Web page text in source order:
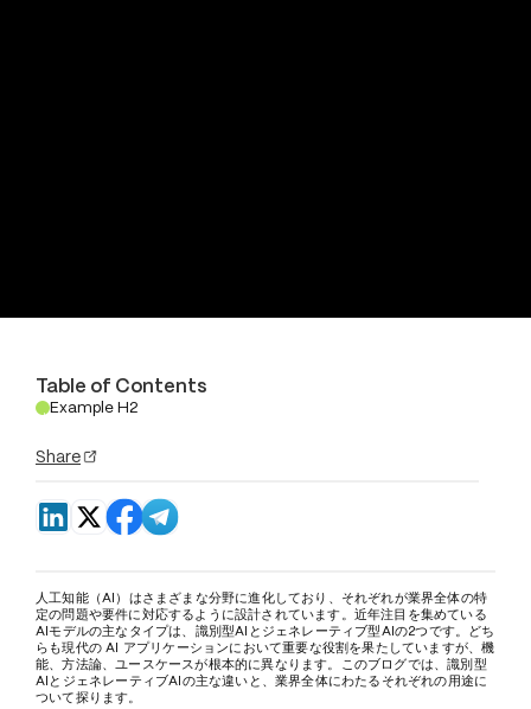
Table of Contents
.Example H2
Share
人工知能（AI）はさまざまな分野に進化しており、それぞれが業界全体の特
定の問題や要件に対応するように設計されています。近年注目を集めている
AIモデルの主なタイプは、識別型AIとジェネレーティブ型AIの2つです。どち
らも現代の AI アプリケーションにおいて重要な役割を果たしていますが、機
能、方法論、ユースケースが根本的に異なります。このブログでは、識別型
AIとジェネレーティブAIの主な違いと、業界全体にわたるそれぞれの用途に
ついて探ります。